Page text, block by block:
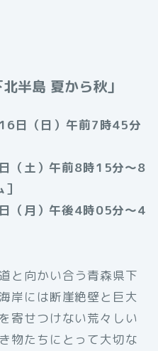
半島 夏から秋」
（日）午前7時45分
土）午前8時15分～8
月）午後4時05分～4
と向かい合う青森県下
岸には断崖絶壁と巨大
寄せつけない荒々しい
物たちにとって大切な